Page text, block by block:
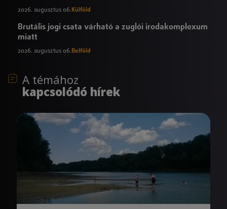
2026. augusztus 06. Külföld
Brutális jogi csata várható a zuglói irodakomplexum
miatt
2026. augusztus 06.Belföld
A témához
kapcsolódó hírek